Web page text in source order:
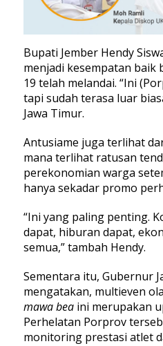
Bupati Jember Hendy
menjadi kesempatan baik
19 telah melandai. “Ini
tapi sudah terasa luar
Jawa Timur.
Antusiame juga terlihat
mana terlihat ratusan
perekonomian warga
hanya sekadar promo
“Ini yang paling penting.
dapat, hiburan dapat,
semua,” tambah Hendy.
Sementara itu, Gubernur
mengatakan, multieven
mawa beaini merupakan
Perhelatan Porprov
monitoring prestasi atlet